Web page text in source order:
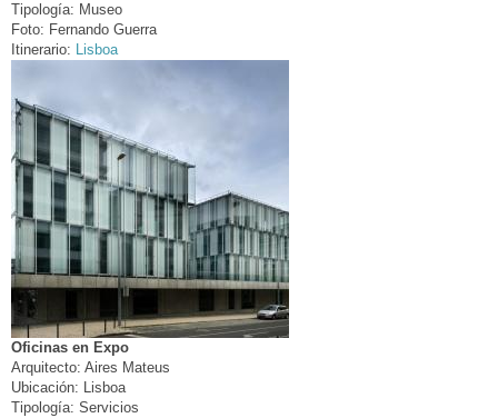
Tipología: Museo
Foto: Fernando Guerra
Itinerario: Lisboa
Oficinas en Expo
Arquitecto: Aires Mateus
Ubicación: Lisboa
Tipología: Servicios